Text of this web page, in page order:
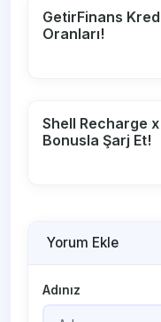
GetirFinans
Oranları!
Shell Recharge
Bonusla Şarj Et!
Yorum Ekle
Adınız